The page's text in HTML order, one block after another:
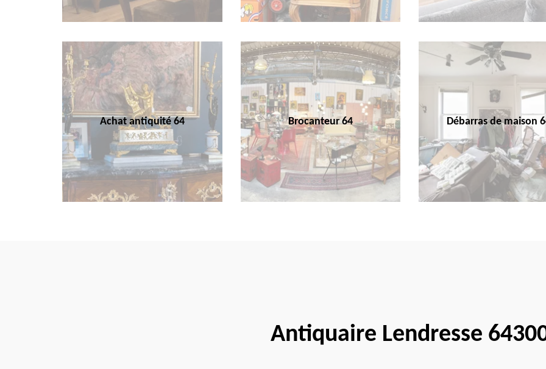
Achat antiquité 64 Brocanteur 64 Débarras de maison
Antiquaire Lendresse